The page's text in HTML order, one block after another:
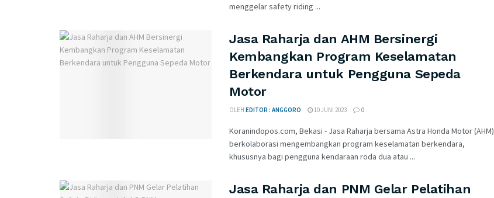
menggelar safety riding ...
Jasa Raharja dan AHM Bersinergi
Kembangkan Program Keselamatan
Berkendara untuk Pengguna Sepeda
Motor
OLEH EDITOR : ANGGORO 10 JUNI 2023 0
Koranindopos.com, Bekasi - Jasa Raharja bersama Astra Honda Motor (AHM)
berkolaborasi mengembangkan program keselamatan berkendara,
khususnya bagi pengguna kendaraan roda dua atau ...
Jasa Raharja dan PNM Gelar Pelatihan